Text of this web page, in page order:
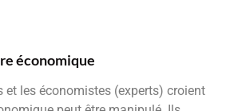
économique
et les économistes (experts) croient